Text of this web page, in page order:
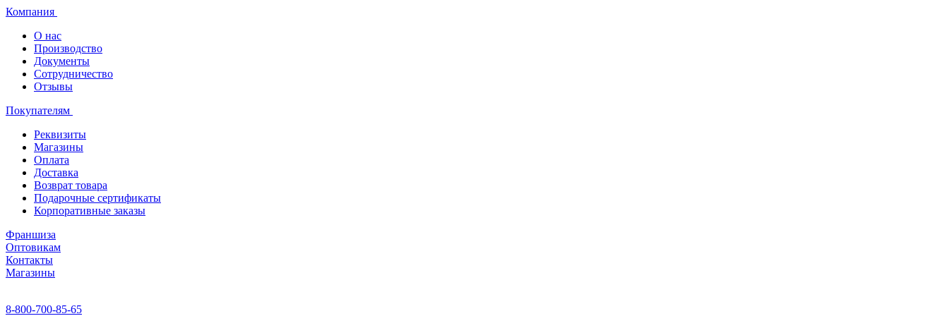
Компания
О нас
Производство
Документы
Сотрудничество
Отзывы
Покупателям
Реквизиты
Магазины
Оплата
Доставка
Возврат товара
Подарочные сертификаты
Корпоративные заказы
Франшиза
Оптовикам
Контакты
Магазины
8-800-700-85-65